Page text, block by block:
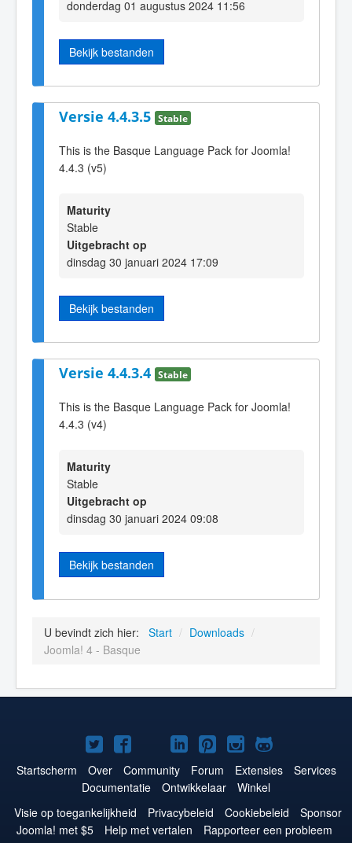
donderdag 01 augustus 2024 11:56
Bekijk bestanden
Versie 4.4.3.5 Stable
This is the Basque Language Pack for Joomla!
4.4.3 (v5)
Maturity
Stable
Uitgebracht op
dinsdag 30 januari 2024 17:09
Bekijk bestanden
Versie 4.4.3.4 Stable
This is the Basque Language Pack for Joomla!
4.4.3 (v4)
Maturity
Stable
Uitgebracht op
dinsdag 30 januari 2024 09:08
Bekijk bestanden
U bevindt zich hier: Start / Downloads /
Joomla! 4 - Basque
Joomla!
op
Twitter
Joomla!
op
Facebook
Joomla!
op
YouTube
Joomla!
op
LinkedIn
Joomla!
op
Pinterest
Joomla!
op
Instagram
Joomla!
op
GitHub
Startscherm Over Community Forum Extensies
Services
Documentatie
Ontwikkelaar
Winkel
Visie op toegankelijkheid
Privacybeleid Cookiebeleid
Sponsor
Joomla! met $5
Help met vertalen
Rapporteer een probleem